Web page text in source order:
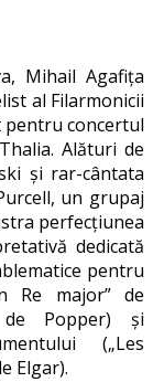
Mihail Agafiţa
al Filarmonicii
concertul
Alături de
şi rar-cântata
un grupaj
perfecţiunea
dedicată
pentru
Re major” de
de Popper) şi
(„Les
Elgar).